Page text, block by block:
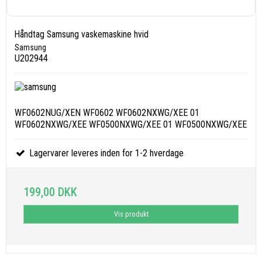
Håndtag Samsung vaskemaskine hvid
Samsung
U202944
WF0602NUG/XEN WF0602 WF0602NXWG/XEE 01
WF0602NXWG/XEE WF0500NXWG/XEE 01 WF0500NXWG/XEE
Lagervarer leveres inden for 1-2 hverdage
199,00 DKK
Vis produkt